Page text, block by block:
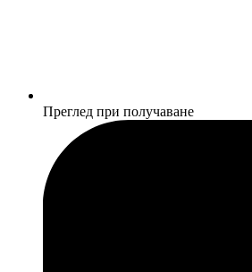
Преглед при получаване